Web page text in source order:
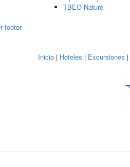
TBEO Nature
Inicio | Hoteles | Excursiones |